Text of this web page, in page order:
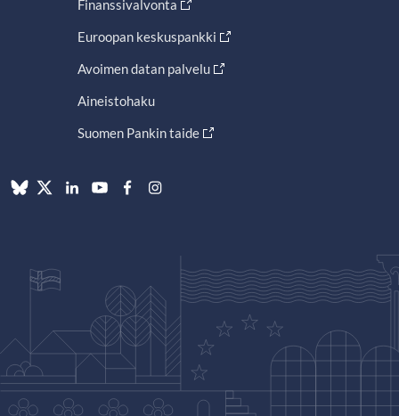
Finanssivalvonta
Euroopan keskuspankki
Avoimen datan palvelu
Aineistohaku
Suomen Pankin taide